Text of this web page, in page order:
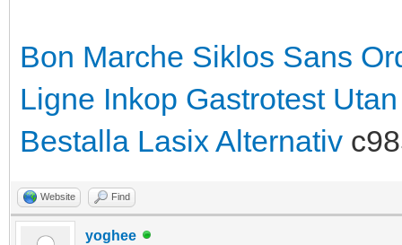
Bon Marche Siklos Sans
Ligne Inkop Gastrotest
Bestalla Lasix Alternativ
Website Find
yoghee